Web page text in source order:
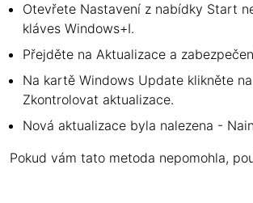
Otevřete Nastavení z nabídky Start
kláves Windows+I.
Přejděte na Aktualizace a
Na kartě Windows Update klikněte
Zkontrolovat aktualizace.
Nová aktualizace byla nalezena -
Pokud vám tato metoda nepomohla,